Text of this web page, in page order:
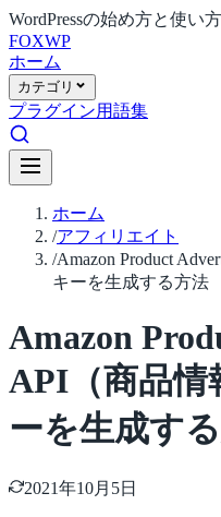
WordPressの始め方と使い
FOXWP
ホーム
カテゴリ
プラグイン用語集
ホーム
/アフィリエイト
/Amazon Product
キーを生成する方法
Amazon
API（商品情
ーを生成す
2021年10月5日